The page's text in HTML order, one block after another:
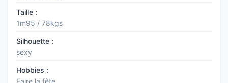
Taille :
1m95 / 78kgs
Silhouette :
sexy
Hobbies :
Faire la fête